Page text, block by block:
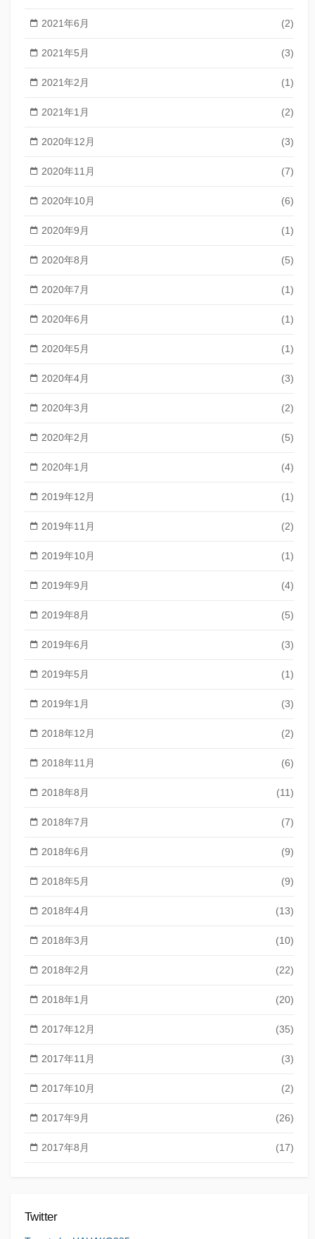
2021年6月 (2)
2021年5月 (3)
2021年2月 (1)
2021年1月 (2)
2020年12月 (3)
2020年11月 (7)
2020年10月 (6)
2020年9月 (1)
2020年8月 (5)
2020年7月 (1)
2020年6月 (1)
2020年5月 (1)
2020年4月 (3)
2020年3月 (2)
2020年2月 (5)
2020年1月 (4)
2019年12月 (1)
2019年11月 (2)
2019年10月 (1)
2019年9月 (4)
2019年8月 (5)
2019年6月 (3)
2019年5月 (1)
2019年1月 (3)
2018年12月 (2)
2018年11月 (6)
2018年8月 (11)
2018年7月 (7)
2018年6月 (9)
2018年5月 (9)
2018年4月 (13)
2018年3月 (10)
2018年2月 (22)
2018年1月 (20)
2017年12月 (35)
2017年11月 (3)
2017年10月 (2)
2017年9月 (26)
2017年8月 (17)
Twitter